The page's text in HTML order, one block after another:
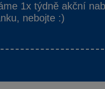
1x týdně akční
nebojte :)